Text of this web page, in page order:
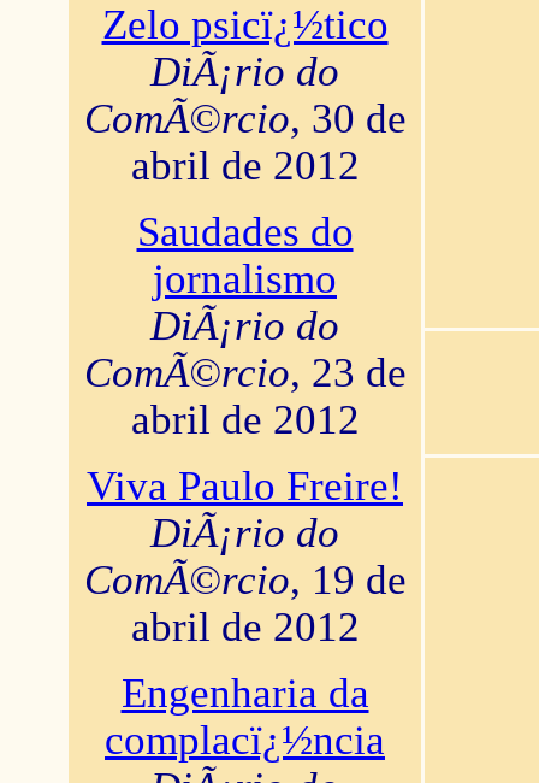
Zelo psicï¿½tico
DiÃ¡rio do
ComÃ©rcio, 30 de
abril de 2012
Saudades do
jornalismo
DiÃ¡rio do
ComÃ©rcio, 23 de
abril de 2012
Viva Paulo Freire!
DiÃ¡rio do
ComÃ©rcio, 19 de
abril de 2012
Engenharia da
complacï¿½ncia